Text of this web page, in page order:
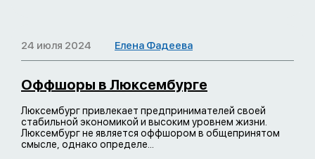
24 июля 2024 Елена Фадеева
Оффшоры в Люксембурге
Люксембург привлекает предпринимателей своей
стабильной экономикой и высоким уровнем жизни.
Люксембург не является оффшором в общепринятом
смысле, однако определе...